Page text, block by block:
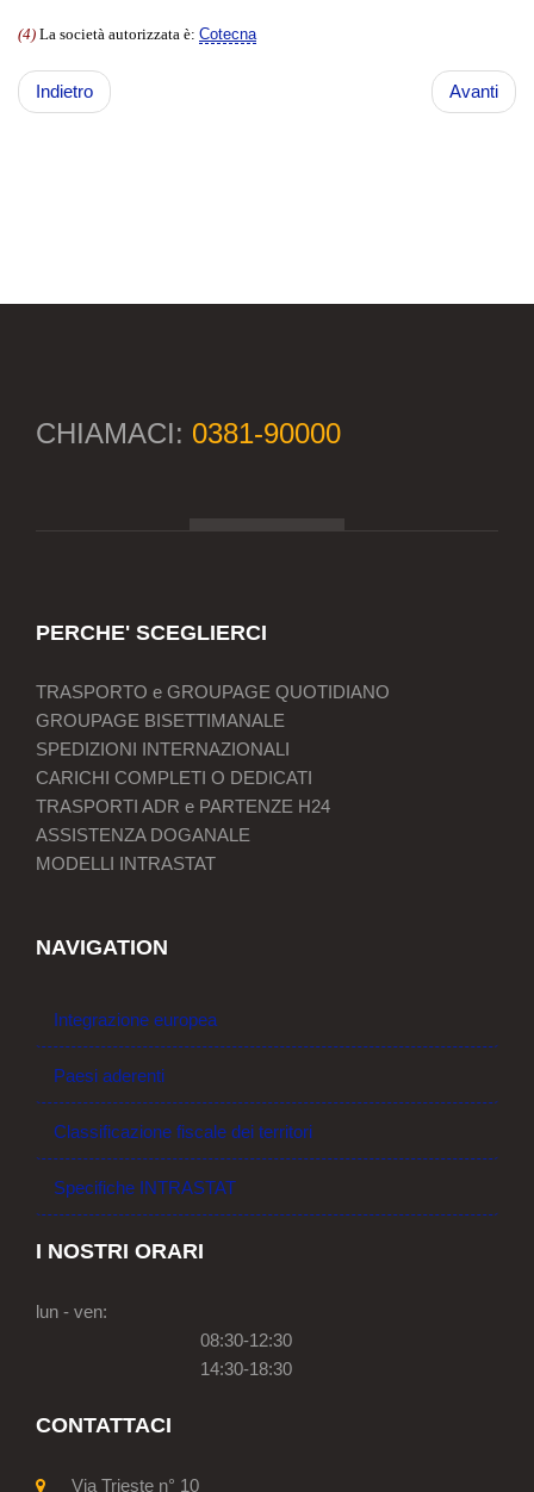
(4) La società autorizzata è: Cotecna
Indietro Avanti
CHIAMACI: 0381-90000
PERCHE' SCEGLIERCI
TRASPORTO e GROUPAGE QUOTIDIANO
GROUPAGE BISETTIMANALE
SPEDIZIONI INTERNAZIONALI
CARICHI COMPLETI O DEDICATI
TRASPORTI ADR e PARTENZE H24
ASSISTENZA DOGANALE
MODELLI INTRASTAT
NAVIGATION
Integrazione europea
Paesi aderenti
Classificazione fiscale dei territori
Specifiche INTRASTAT
I NOSTRI ORARI
lun - ven:
08:30-12:30
14:30-18:30
CONTATTACI
Via Trieste n° 10